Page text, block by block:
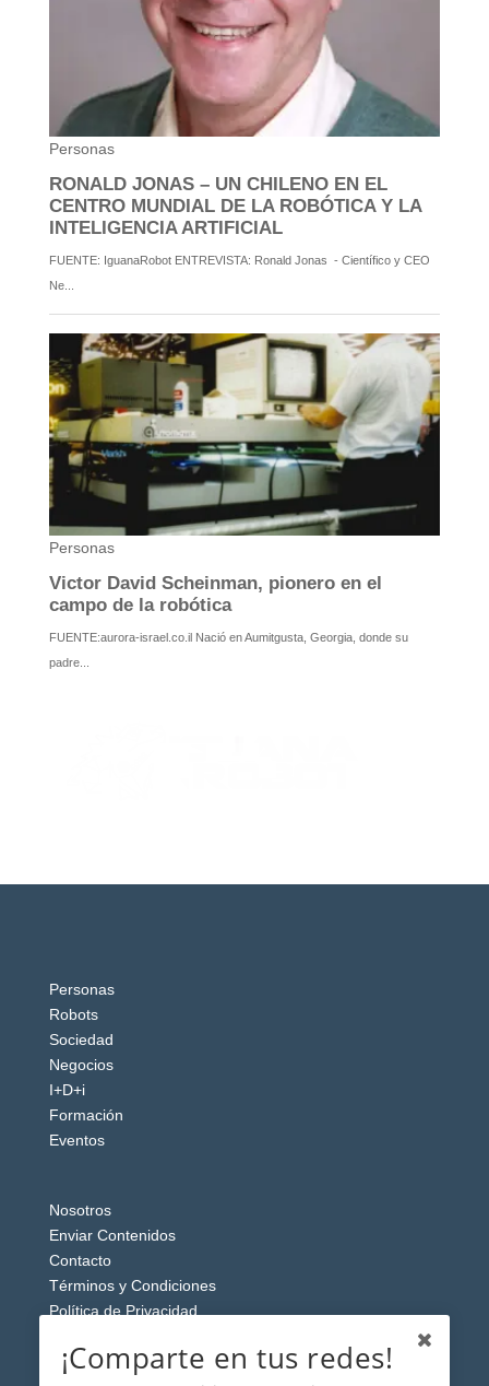
Personas
Robots
Sociedad
Negocios
I+D+i
Formación
Eventos
Nosotros
Enviar Contenidos
Contacto
Términos y Condiciones
Política de Privacidad
¡Comparte en tus redes!